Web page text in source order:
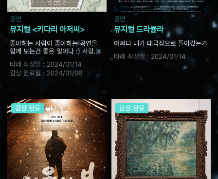
공연
뮤지컬 <키다리 아저씨>
좋아하는 사람이 좋아하는 공연을
함께 보는건 좋은 일이다 :) 사랑을
타래 작성일 : 2024/01/14
감상 완료일 : 2024/01/06
공연
뮤지컬 드라큘라
어쩌다 내가 대극장으로 돌아갔는가
타래 작성일 : 2024/01/14
감상 완료 감상 완료